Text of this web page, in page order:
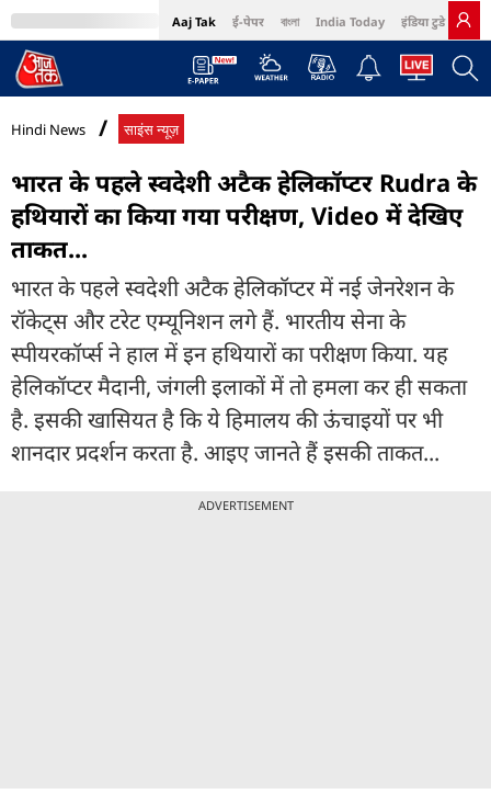
Aaj Tak ई-पेपर বাংলা India Today इंडिया टुडे हिंदी
MumbaiTak Cosmopolitan Harper's Bazaar Northeast
Hindi News साइंस न्यूज़
भारत के पहले स्वदेशी अटैक हेलिकॉप्टर Rudra के
हथियारों का किया गया परीक्षण, Video में देखिए
ताकत...
भारत के पहले स्वदेशी अटैक हेलिकॉप्टर में नई जेनरेशन के
रॉकेट्स और टरेट एम्यूनिशन लगे हैं. भारतीय सेना के
स्पीयरकॉर्प्स ने हाल में इन हथियारों का परीक्षण किया. यह
हेलिकॉप्टर मैदानी, जंगली इलाकों में तो हमला कर ही सकता
है. इसकी खासियत है कि ये हिमालय की ऊंचाइयों पर भी
शानदार प्रदर्शन करता है. आइए जानते हैं इसकी ताकत...
ADVERTISEMENT